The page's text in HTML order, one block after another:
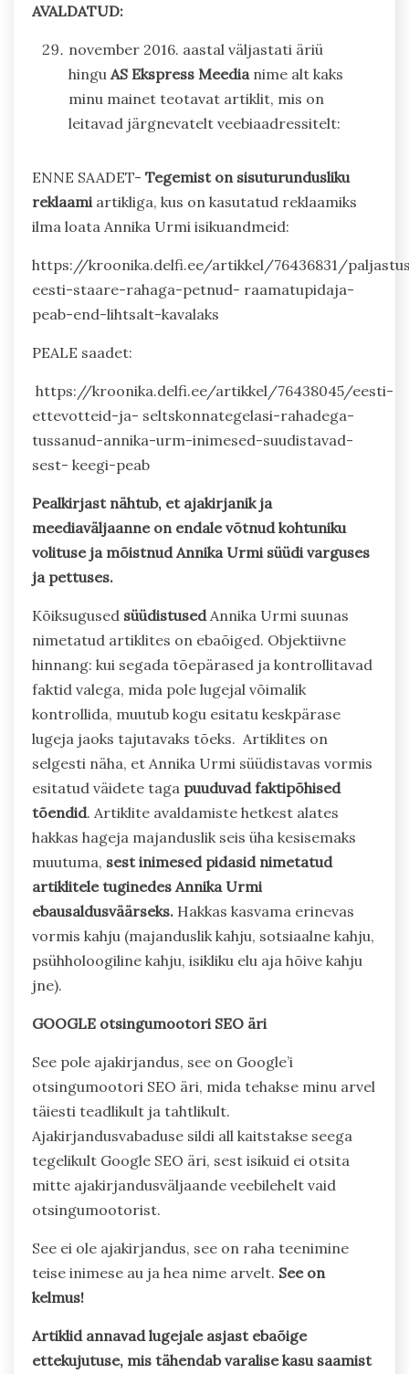
AVALDATUD:
november 2016. aastal väljastati äriü
hingu AS Ekspress Meedia nime alt kaks
minu mainet teotavat artiklit, mis on
leitavad järgnevatelt veebiaadressitelt:
ENNE SAADET- Tegemist on sisuturundusliku
reklaami artikliga, kus on kasutatud reklaamiks
ilma loata Annika Urmi isikuandmeid:
https://kroonika.delfi.ee/artikkel/76436831/
eesti-staare-rahaga-petnud- raamatupidaja-
peab-end-lihtsalt-kavalaks
PEALE saadet:
https://kroonika.delfi.ee/artikkel/76438045/eesti-
ettevotteid-ja- seltskonnategelasi-rahadega-
tussanud-annika-urm-inimesed-suudistavad-
sest- keegi-peab
Pealkirjast nähtub, et ajakirjanik ja
meediaväljaanne on endale võtnud kohtuniku
volituse ja mõistnud Annika Urmi süüdi varguses
ja pettuses.
Kõiksugused süüdistused Annika Urmi suunas
nimetatud artiklites on ebaõiged. Objektiivne
hinnang: kui segada tõepärased ja kontrollitavad
faktid valega, mida pole lugejal võimalik
kontrollida, muutub kogu esitatu keskpärase
lugeja jaoks tajutavaks tõeks. Artiklites on
selgesti näha, et Annika Urmi süüdistavas vormis
esitatud väidete taga puuduvad faktipõhised
tõendid. Artiklite avaldamiste hetkest alates
hakkas hageja majanduslik seis üha kesisemaks
muutuma, sest inimesed pidasid nimetatud
artiklitele tuginedes Annika Urmi
ebausaldusväärseks. Hakkas kasvama erinevas
vormis kahju (majanduslik kahju, sotsiaalne kahju,
psühholoogiline kahju, isikliku elu aja hõive kahju
jne).
GOOGLE otsingumootori SEO äri
See pole ajakirjandus, see on Google’i
otsingumootori SEO äri, mida tehakse minu arvel
täiesti teadlikult ja tahtlikult.
Ajakirjandusvabaduse sildi all kaitstakse seega
tegelikult Google SEO äri, sest isikuid ei otsita
mitte ajakirjandusväljaande veebilehelt vaid
otsingumootorist.
See ei ole ajakirjandus, see on raha teenimine
teise inimese au ja hea nime arvelt. See on
kelmus!
Artiklid annavad lugejale asjast ebaõige
ettekujutuse, mis tähendab varalise kasu saamist